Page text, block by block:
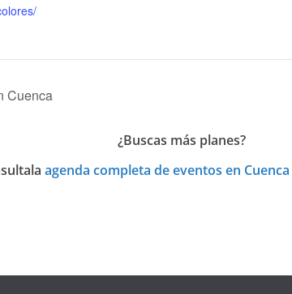
Cuenca
¿Buscas más planes?
la agenda completa de eventos en Cuenca